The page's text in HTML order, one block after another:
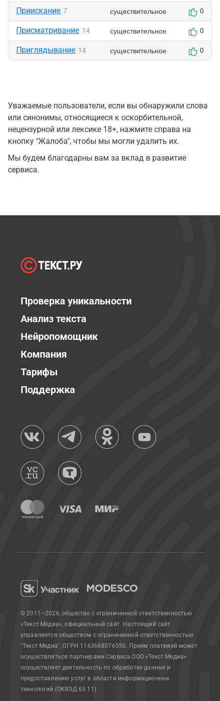
Приискание 7 существительное 0
Присматривание 14 существительное 0
Приглядывание 14 существительное 0
Уважаемые пользователи, если вы обнаружили слова
или синонимы, относящиеся к оскорбительной,
нецензурной или лексике 18+, нажмите справа на
кнопку "Жалоба", чтобы мы могли удалить их.
Мы будем благодарны вам за вклад в развитие
сервиса.
Проверка уникальности
Анализ текста
Нейропомощник
Компания
Тарифы
Поддержка
© 2011—2026, общество с ограниченной ответственностью
«Текст Медиа», официальный сайт. Настоящий сайт
управляется обществом с ограниченной ответственностью
"Текст Медиа", ОГРН 1163668076550. Прием платежей может
осуществляться партнерами Сервиса.ООО «Текст Медиа»
осуществляет деятельность по обработке данных и
предоставлению услуг в области информационных
технологий (ОКВЭД 63.11)